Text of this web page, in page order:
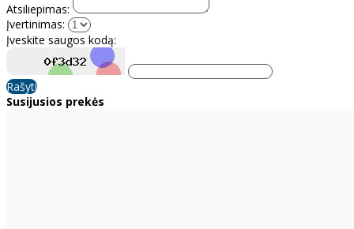
Atsiliepimas:
Įvertinimas:
Įveskite saugos kodą:
Rašyti
Susijusios prekės